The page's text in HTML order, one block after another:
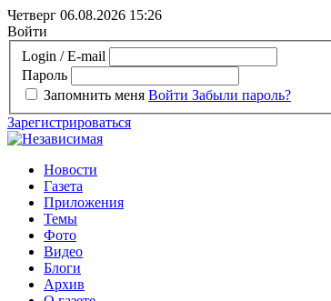
Четверг 06.08.2026 15:26
Войти
Login / E-mail
Пароль
Запомнить меня Войти Забыли пароль?
Зарегистрироваться
Новости
Газета
Приложения
Темы
Фото
Видео
Блоги
Архив